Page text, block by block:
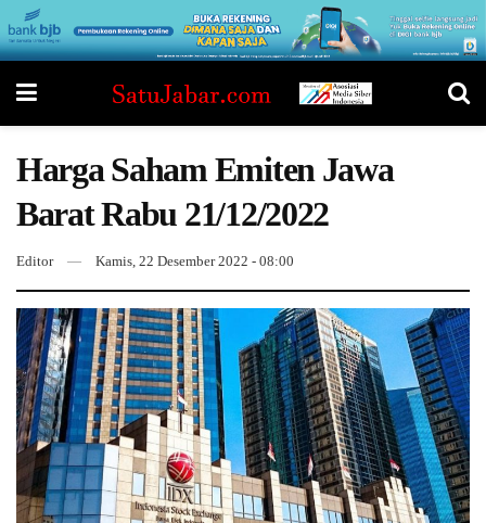
Harga Saham Emiten Jawa
Barat Rabu 21/12/2022
Editor Kamis, 22 Desember 2022 - 08:00